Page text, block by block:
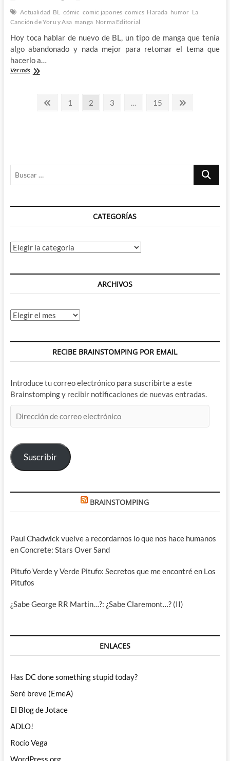
Actualidad BL cómic comic japones comics Harada humor La
Canción de Yoru y Asa manga Norma Editorial
Hoy toca hablar de nuevo de BL, un tipo de manga que tenía
algo abandonado y nada mejor para retomar el tema que
hacerlo a…
Ver másVuelve
Asa
Paginación
PáginaPágina
1 Página
2 Página
3 … Página
15
Página
Buscar
CATEGORÍAS
Categorías
ARCHIVOS
Archivos
RECIBE BRAINSTOMPING POR EMAIL
Introduce tu correo electrónico para suscribirte a este
Brainstomping y recibir notificaciones de nuevas entradas.
de
electrónico
Suscribir
BRAINSTOMPING
Paul Chadwick vuelve a recordarnos lo que nos hace humanos
en Concrete: Stars Over Sand
Pitufo Verde y Verde Pitufo: Secretos que me encontré en Los
Pitufos
¿Sabe George RR Martin…?: ¿Sabe Claremont…? (II)
ENLACES
Has DC done something stupid today?
Seré breve (EmeA)
El Blog de Jotace
ADLO!
Rocío Vega
WordPress.org